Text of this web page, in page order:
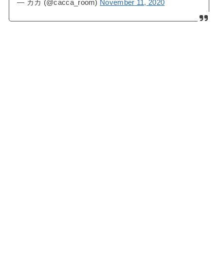
— カカ (@cacca_room) November 11, 2020